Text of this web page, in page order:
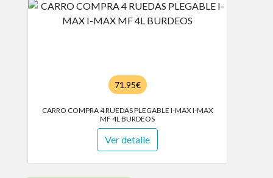
71.95€
CARRO COMPRA 4 RUEDAS PLEGABLE I-MAX I-MAX
MF 4L BURDEOS
Ver detalle